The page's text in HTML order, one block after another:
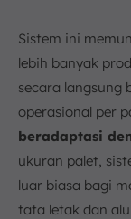
Sistem ini
lebih banyak
secara langsung
operasional per
beradaptasi
ukuran palet,
luar biasa bagi
tata letak dan